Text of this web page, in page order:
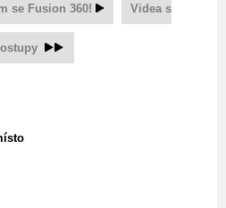
se Fusion 360! Videa s